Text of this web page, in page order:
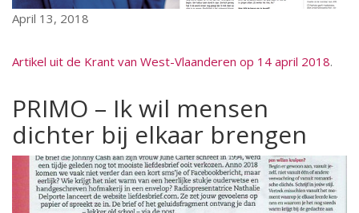
April 13, 2018
Artikel uit de Krant van West-Vlaanderen op 14 april 2018.
PRIMO – Ik wil mensen
dichter bij elkaar brengen